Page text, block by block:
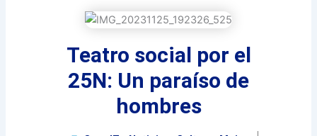
Teatro social por el
25N: Un paraíso de
hombres